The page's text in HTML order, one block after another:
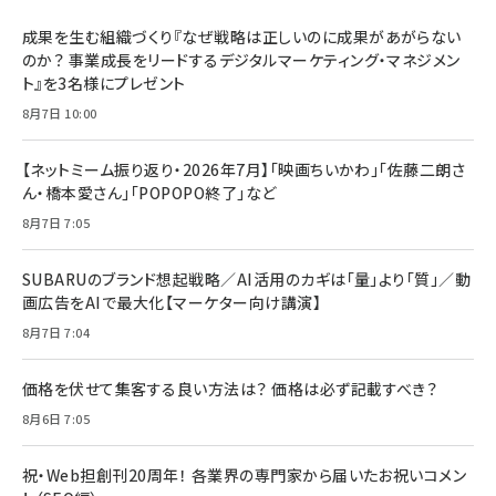
成果を生む組織づくり『なぜ戦略は正しいのに成果があがらない
のか？ 事業成長をリードするデジタルマーケティング・マネジメン
ト』を3名様にプレゼント
8月7日 10:00
【ネットミーム振り返り・2026年7月】「映画ちいかわ」「佐藤二朗さ
ん・橋本愛さん」「POPOPO終了」など
8月7日 7:05
SUBARUのブランド想起戦略／AI活用のカギは「量」より「質」／動
画広告をAIで最大化【マーケター向け講演】
8月7日 7:04
価格を伏せて集客する良い方法は？ 価格は必ず記載すべき？
8月6日 7:05
祝・Web担創刊20周年！ 各業界の専門家から届いたお祝いコメン